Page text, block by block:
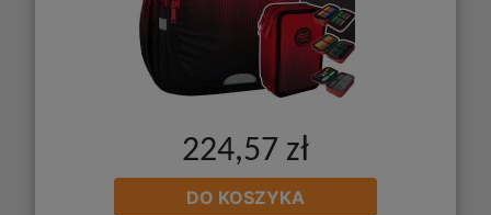
224,57 zł
DO KOSZYKA